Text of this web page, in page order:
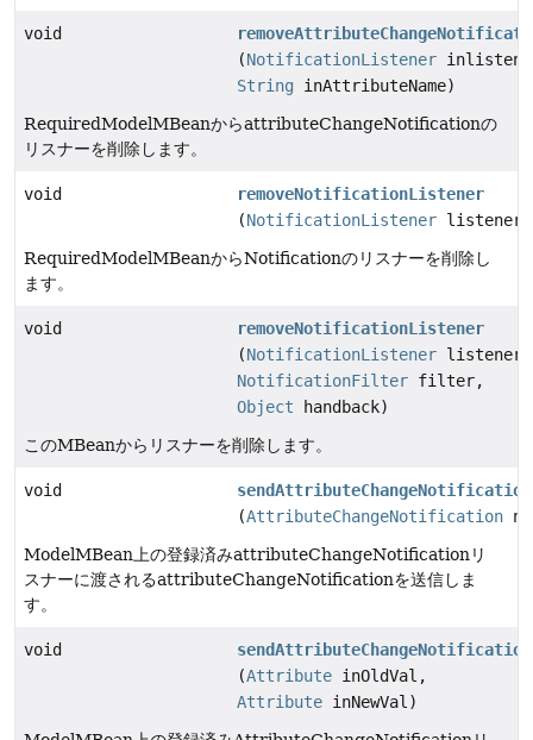
void
(NotificationListener
String inAttributeName)
RequiredModelMBeanからattributeChangeNotificationの
リスナーを削除します。
void
removeNotificationListener
(NotificationListener listener)
RequiredModelMBeanからNotificationのリスナーを削除し
ます。
void
removeNotificationListener
(NotificationListener listener,
NotificationFilter filter,
Object handback)
このMBeanからリスナーを削除します。
void
sendAttributeChangeNotification
(AttributeChangeNotification
ModelMBean上の登録済みattributeChangeNotificationリ
スナーに渡されるattributeChangeNotificationを送信しま
す。
void
sendAttributeChangeNotification
(Attribute inOldVal,
Attribute inNewVal)